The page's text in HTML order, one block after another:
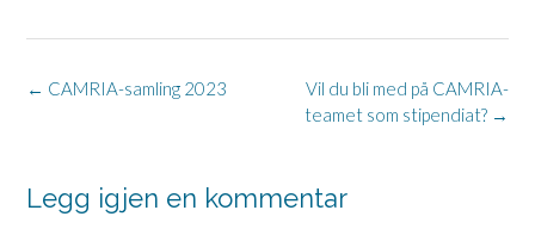
Post
Vil du bli med på CAMRIA-
teamet som stipendiat? →
← CAMRIA-samling 2023
Legg igjen en kommentar